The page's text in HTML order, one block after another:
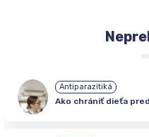
Antiparazitiká
Ako chrániť dieťa